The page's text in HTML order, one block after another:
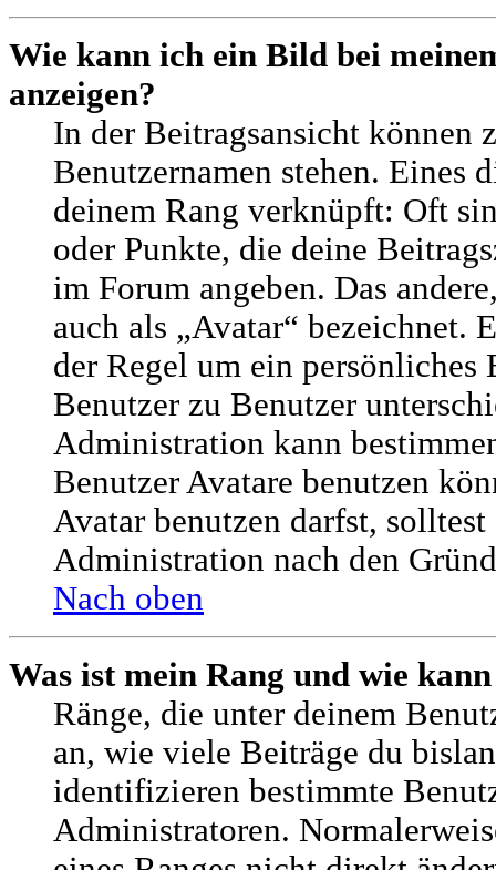
Wie kann ich ein Bild bei
anzeigen?
In der Beitragsansicht können
Benutzernamen stehen. Eines
deinem Rang verknüpft: Oft
oder Punkte, die deine
im Forum angeben. Das
auch als „Avatar“ bezeichnet.
der Regel um ein
Benutzer zu Benutzer
Administration kann
Benutzer Avatare benutzen
Avatar benutzen darfst,
Administration nach den
Nach oben
Was ist mein Rang und wie
Ränge, die unter deinem
an, wie viele Beiträge du
identifizieren bestimmte
Administratoren.